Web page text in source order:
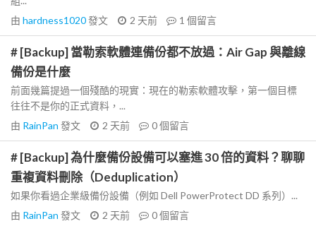
由 hardness1020發文 2 天前 1 個留言
# [Backup] 當勒索軟體連備份都不放過：Air Gap 與離線
備份是什麼
前面幾篇提過一個殘酷的現實：現在的勒索軟體攻擊，第一個目標
往往不是你的正式資料，...
由 RainPan 發文 2 天前 0個留言
# [Backup] 為什麼備份設備可以塞進 30 倍的資料？聊聊
重複資料刪除（Deduplication）
如果你看過企業級備份設備（例如 Dell PowerProtect DD 系列）...
由 RainPan 發文 2 天前 0個留言